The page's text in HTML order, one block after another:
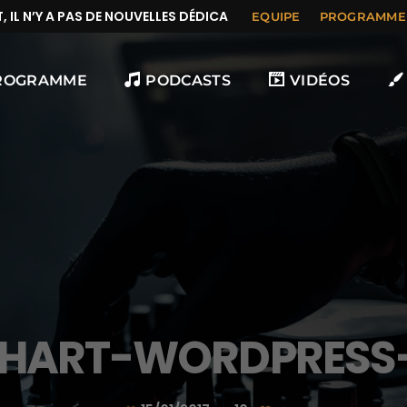
A PAS DE NOUVELLES DÉDICACES EQUIPE PROGRAMME
PODCASTS VIDÉOS